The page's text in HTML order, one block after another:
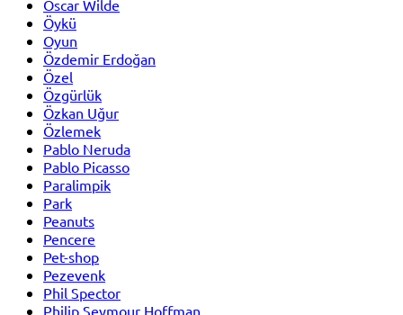
Oscar Wilde
Öykü
Oyun
Özdemir Erdoğan
Özel
Özgürlük
Özkan Uğur
Özlemek
Pablo Neruda
Pablo Picasso
Paralimpik
Park
Peanuts
Pencere
Pet-shop
Pezevenk
Phil Spector
Philip Seymour Hoffman